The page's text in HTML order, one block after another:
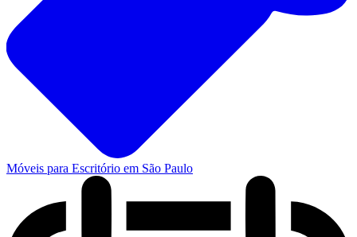
Móveis para Escritório em São Paulo